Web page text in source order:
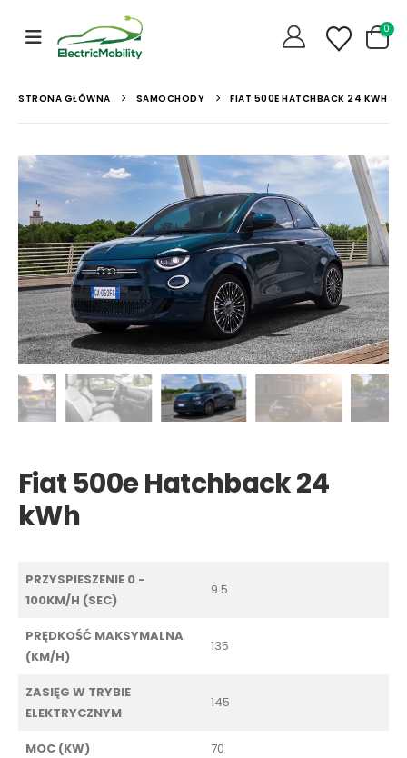
0
STRONA GŁÓWNA SAMOCHODY FIAT 500E HATCHBACK 24 KWH
Fiat 500e Hatchback 24
kWh
PRZYSPIESZENIE 0 -
100KM/H (SEC)
9.5
PRĘDKOŚĆ MAKSYMALNA
(KM/H)
135
ZASIĘG W TRYBIE
ELEKTRYCZNYM
145
MOC (KW) 70